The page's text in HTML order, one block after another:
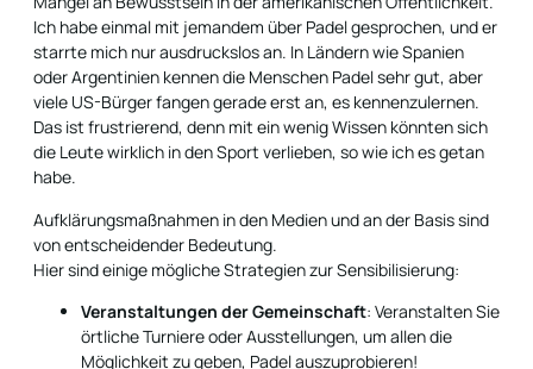
Ich habe einmal mit jemandem über Padel gesprochen, und er
starrte mich nur ausdruckslos an. In Ländern wie Spanien
oder Argentinien kennen die Menschen Padel sehr gut, aber
viele US-Bürger fangen gerade erst an, es kennenzulernen.
Das ist frustrierend, denn mit ein wenig Wissen könnten sich
die Leute wirklich in den Sport verlieben, so wie ich es getan
habe.
Aufklärungsmaßnahmen in den Medien und an der Basis sind
von entscheidender Bedeutung.
Hier sind einige mögliche Strategien zur Sensibilisierung:
Veranstaltungen der Gemeinschaft: Veranstalten Sie
örtliche Turniere oder Ausstellungen, um allen die
Möglichkeit zu geben, Padel auszuprobieren!